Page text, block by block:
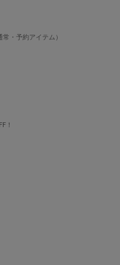
常・予約アイテム）
！